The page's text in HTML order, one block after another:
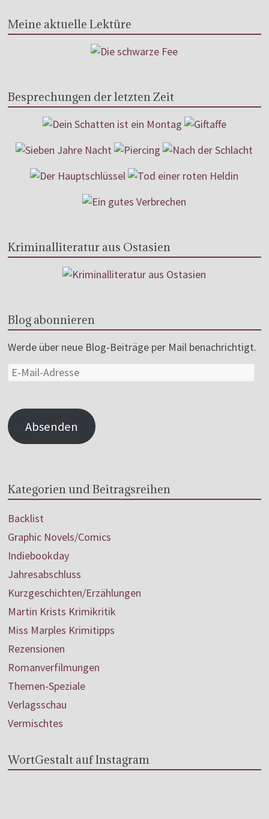
Meine aktuelle Lektüre
Besprechungen der letzten Zeit
Kriminalliteratur aus Ostasien
Blog abonnieren
Werde über neue Blog-Beiträge per Mail benachrichtigt.
Absenden
Kategorien und Beitragsreihen
Backlist
Graphic Novels/Comics
Indiebookday
Jahresabschluss
Kurzgeschichten/Erzählungen
Martin Krists Krimikritik
Miss Marples Krimitipps
Rezensionen
Romanverfilmungen
Themen-Speziale
Verlagsschau
Vermischtes
WortGestalt auf Instagram